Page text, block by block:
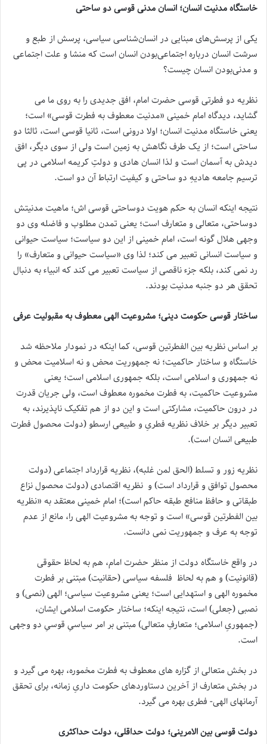
خاستگاه مدنیت انسان؛ انسان مدنی قوسی دو ساحتی
یکی از پرسش‌های مبنایی در انسان‌شناسی سیاسی، پرسش از طبع و
سرشت انسان درباره اجتماعی‌بودن انسان است که منشا و علت اجتماعی
و مدنی‌بودن انسان چیست؟
نظریه دو فطرتی قوسی حضرت امام، افق جدیدی را به روی ما می
گشاید، دیدگاه امام خمینی «مدنیت معطوف به فطرت قوسی» است؛
یعنی خاستگاه مدنیت انسان؛ اولا درونی است، ثانیا قوسی است، ثالثا دو
ساحتی است؛ از یک طرف نگاهش به زمین است ولی از سوی دیگر، افق
دیدش به آسمان است و لذا انسان هادی و دولتِ کریمه اسلامی در پی
ترسیم جامعه هادیهِ دو ساحتی و کیفیت ارتباط آن دو است.
نتیجه اینکه انسان به حکم هویت دوساحتی قوسی اش؛ ماهیت مدنیتش
دوساحتی، متعالی و متعارف است؛ یعنی تمدن مطلوب و فاضله وی دو
وجهی هلال گونه است، امام خمینی از این دو سیاست؛ سیاست حیوانی
و سیاست انسانی تعبیر می کند؛ لذا وی «سیاست حیوانی و متعارف» را
رد نمی کند، بلکه جزء ناقصی از سیاست تعبیر می کند که انبیاء به دنبال
تحقق هر دو جنبه مدنیت بودند.
ساختار قوسی حکومت دینی؛ مشروعیت الهی معطوف به مقبولیت عرفی
بر اساس نظریه بین الفطرتین قوسی، کما اینکه در نمودار ملاحظه شد
خاستگاه و ساختار حاکمیت؛ نه جمهوریت محض و نه اسلامیت محض و
نه جمهوری و اسلامی است، بلکه جمهوری اسلامی است؛ یعنی
مشروعیت حاکمیت، به فطرت مخموره معطوف است، ولی جریان قدرت
در درون حاکمیت، مشارکتی است و این دو از هم تفکیک ناپذیرند، به
تعبیر دیگر بر خلاف نظریه فطریِ و طبیعی ارسطو (دولت محصول فطرت
طبیعی انسان است).
نظریه زور و تسلط (الحق لمن غلبه)، نظریه قرارداد اجتماعی (دولت
محصول توافق و قرارداد است) و نظریه اقتصادی (دولت محصول نزاع
طبقاتی و حافظ منافع طبقه حاکم است)؛ امام خمینی معتقد به «نظریه
بین الفطرتین قوسی» است و توجه به مشروعیت الهی را، مانع از عدم
توجه به عرف و جمهوریت نمی دانست.
در واقع خاستگاه دولت از منظر حضرت امام، هم به لحاظ حقوقی
(قانونیت) و هم به لحاظ فلسفه سیاسی (حقانیت) مبتنی بر فطرت
مخموره الهی و استهدایی است؛ یعنی مشروعیت سیاسی؛ الهی (نصی) و
نصبی (جعلی) است، نتیجه اینکه؛ ساختار حکومت اسلامی ایشان،
(جمهوریِ اسلامی؛ متعارفِ متعالی) مبتنی بر امر سیاسیِ قوسیِ دو وجهی
است.
در بخش متعالی از گزاره های معطوف به فطرت مخموره، بهره می گیرد و
در بخش متعارف از آخرین دستاوردهای حکومت داریِ زمانه، برای تحقق
آرمانهای الهی- فطری بهره می گیرد.
دولت قوسی بین الامرینی؛ دولت حداقلی، دولت حداکثری